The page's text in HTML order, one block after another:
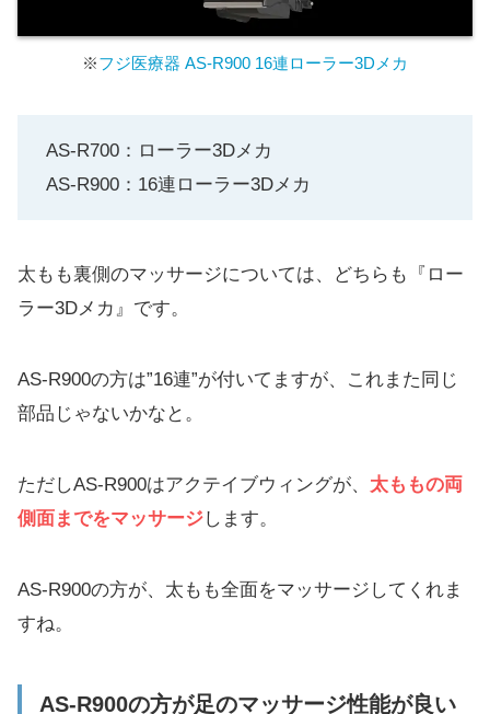
※フジ医療器 AS-R900 16連ローラー3Dメカ
AS-R700：ローラー3Dメカ
AS-R900：16連ローラー3Dメカ
太もも裏側のマッサージについては、どちらも『ロー
ラー3Dメカ』です。
AS-R900の方は”16連”が付いてますが、これまた同じ
部品じゃないかなと。
ただしAS-R900はアクテイブウィングが、 太ももの両
側面までをマッサージします。
AS-R900の方が、太もも全面をマッサージしてくれま
すね。
AS-R900の方が足のマッサージ性能が良い